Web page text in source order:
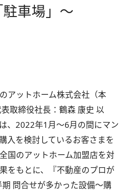
車場」～
アットホーム株式会社（本
取締役社長：鶴森 康史 以
、2022年1月～6月の間にマン
入を検討しているお客さまを
国のアットホーム加盟店を対
をもとに、『不動産のプロが
問合せが多かった設備～購